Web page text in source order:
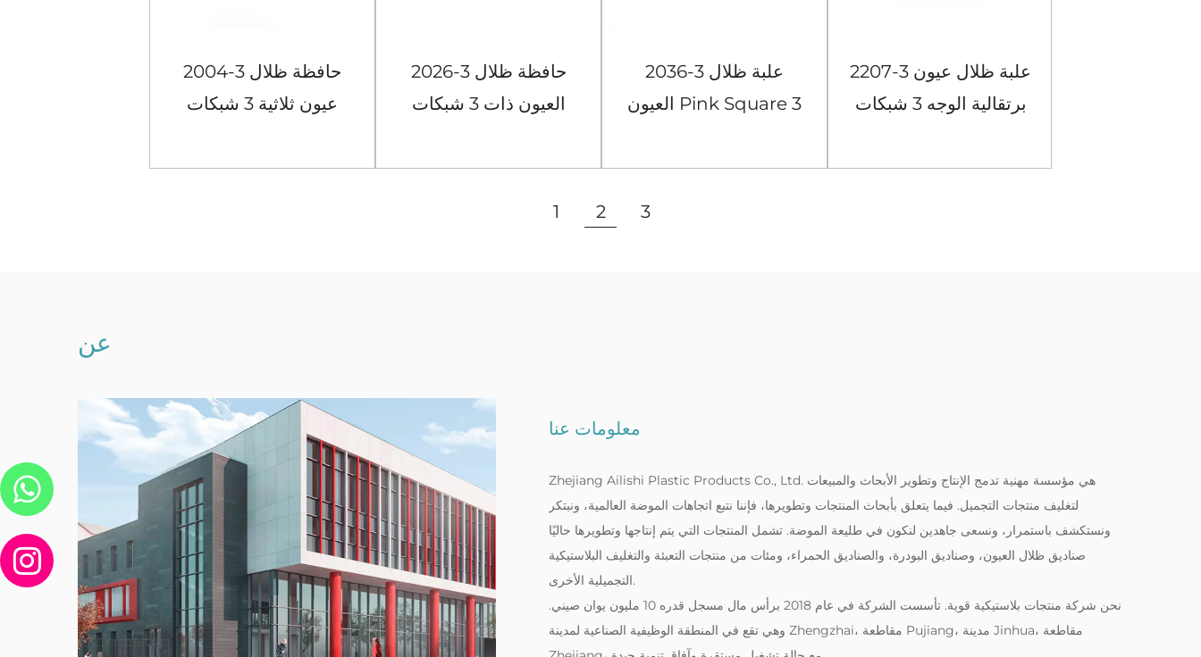
2004-3 حافظة ظلال
عيون ثلاثية 3 شبكات
2026-3 حافظة ظلال
العيون ذات 3 شبكات
2036-3 علبة ظلال
العيون Pink Square 3
2207-3 علبة ظلال عيون
برتقالية الوجه 3 شبكات
1 2 3
عن
معلومات عنا
Zhejiang Ailishi Plastic Products Co., Ltd. هي مؤسسة مهنية تدمج الإنتاج وتطوير الأبحاث والمبيعات
لتغليف منتجات التجميل. فيما يتعلق بأبحاث المنتجات وتطويرها، فإننا نتبع اتجاهات الموضة العالمية، ونبتكر
ونستكشف باستمرار، ونسعى جاهدين لنكون في طليعة الموضة. تشمل المنتجات التي يتم إنتاجها وتطويرها حاليًا
صناديق ظلال العيون، وصناديق البودرة، والصناديق الحمراء، ومئات من منتجات التعبئة والتغليف البلاستيكية
التجميلية الأخرى.
‌نحن شركة منتجات بلاستيكية قوية. تأسست الشركة في عام 2018 برأس مال مسجل قدره 10 مليون يوان صيني.
وهي تقع في المنطقة الوظيفية الصناعية لمدينة Zhengzhai، مقاطعة Pujiang، مدينة Jinhua، مقاطعة